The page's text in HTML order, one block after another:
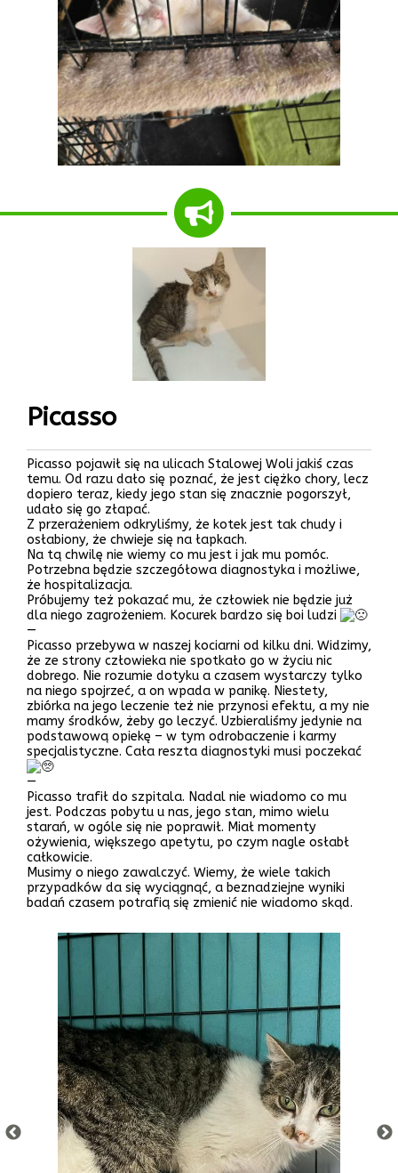
Picasso
Picasso pojawił się na ulicach Stalowej Woli jakiś czas
temu. Od razu dało się poznać, że jest ciężko chory, lecz
dopiero teraz, kiedy jego stan się znacznie pogorszył,
udało się go złapać.
Z przerażeniem odkryliśmy, że kotek jest tak chudy i
osłabiony, że chwieje się na łapkach.
Na tą chwilę nie wiemy co mu jest i jak mu pomóc.
Potrzebna będzie szczegółowa diagnostyka i możliwe,
że hospitalizacja.
Próbujemy też pokazać mu, że człowiek nie będzie już
dla niego zagrożeniem. Kocurek bardzo się boi ludzi
—
Picasso przebywa w naszej kociarni od kilku dni. Widzimy,
że ze strony człowieka nie spotkało go w życiu nic
dobrego. Nie rozumie dotyku a czasem wystarczy tylko
na niego spojrzeć, a on wpada w panikę. Niestety,
zbiórka na jego leczenie też nie przynosi efektu, a my nie
mamy środków, żeby go leczyć. Uzbieraliśmy jedynie na
podstawową opiekę – w tym odrobaczenie i karmy
specjalistyczne. Cała reszta diagnostyki musi poczekać
—
Picasso trafił do szpitala. Nadal nie wiadomo co mu
jest. Podczas pobytu u nas, jego stan, mimo wielu
starań, w ogóle się nie poprawił. Miał momenty
ożywienia, większego apetytu, po czym nagle osłabł
całkowicie.
Musimy o niego zawalczyć. Wiemy, że wiele takich
przypadków da się wyciągnąć, a beznadziejne wyniki
badań czasem potrafią się zmienić nie wiadomo skąd.